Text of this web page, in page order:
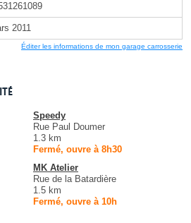
2011
Éditer les informations de mon garage carrosserie
Speedy
Rue Paul Doumer
1.3 km
Fermé, ouvre à 8h30
MK Atelier
Rue de la Batardière
1.5 km
Fermé, ouvre à 10h